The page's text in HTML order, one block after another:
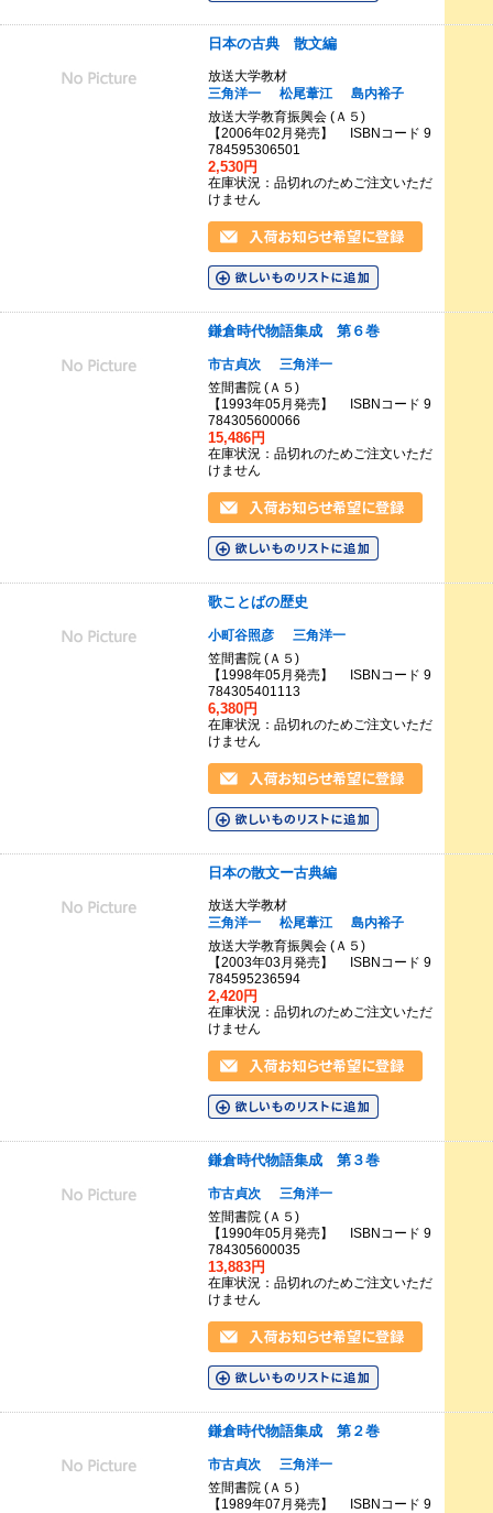
日本の古典 散文編
放送大学教材
三角洋一
松尾葦江
島内裕子
放送大学教育振興会 (Ａ５)
【2006年02月発売】 ISBNコード 9
784595306501
2,530円
在庫状況：品切れのためご注文いただ
けません
鎌倉時代物語集成 第６巻
市古貞次
三角洋一
笠間書院 (Ａ５)
【1993年05月発売】 ISBNコード 9
784305600066
15,486円
在庫状況：品切れのためご注文いただ
けません
歌ことばの歴史
小町谷照彦
三角洋一
笠間書院 (Ａ５)
【1998年05月発売】 ISBNコード 9
784305401113
6,380円
在庫状況：品切れのためご注文いただ
けません
日本の散文ー古典編
放送大学教材
三角洋一
松尾葦江
島内裕子
放送大学教育振興会 (Ａ５)
【2003年03月発売】 ISBNコード 9
784595236594
2,420円
在庫状況：品切れのためご注文いただ
けません
鎌倉時代物語集成 第３巻
市古貞次
三角洋一
笠間書院 (Ａ５)
【1990年05月発売】 ISBNコード 9
784305600035
13,883円
在庫状況：品切れのためご注文いただ
けません
鎌倉時代物語集成 第２巻
市古貞次
三角洋一
笠間書院 (Ａ５)
【1989年07月発売】 ISBNコード 9